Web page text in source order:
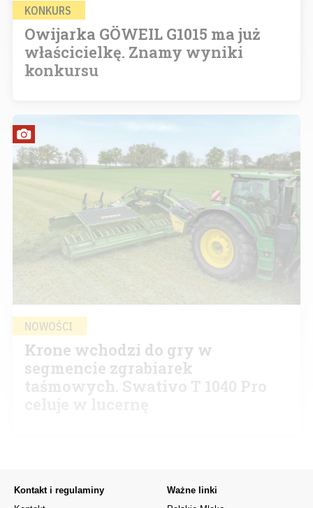
KONKURS
Owijarka GÖWEIL G1015 ma już
właścicielkę. Znamy wyniki
konkursu
NOWOŚCI
Krone wchodzi do gry w
segmencie zgrabiarek
taśmowych. Swativo T 1040 Pro
Kontakt i regulaminy
Ważne linki